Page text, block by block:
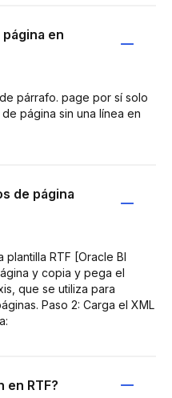
en
párrafo. page por sí solo
página sin una línea en
de página
plantilla RTF [Oracle BI
y copia y pega el
que se utiliza para
Paso 2: Carga el XML
en RTF?